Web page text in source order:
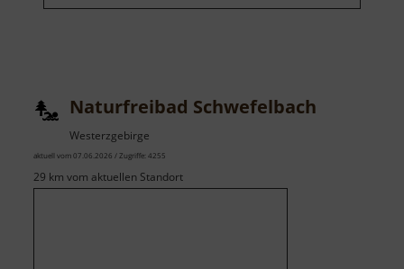
Naturfreibad Schwefelbach
Westerzgebirge
aktuell vom 07.06.2026 / Zugriffe: 4255
29 km vom aktuellen Standort